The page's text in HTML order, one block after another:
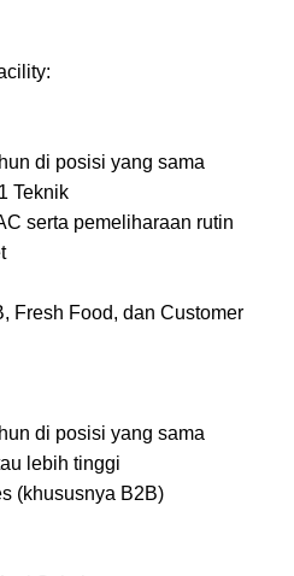
di posisi yang sama
Teknik
serta pemeliharaan rutin
Fresh Food, dan Customer
di posisi yang sama
lebih tinggi
(khususnya B2B)